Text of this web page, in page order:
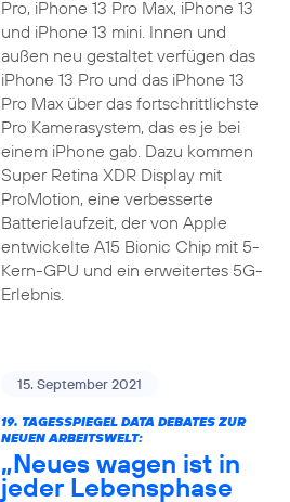
Pro, iPhone 13 Pro Max, iPhone 13
und iPhone 13 mini. Innen und
außen neu gestaltet verfügen das
iPhone 13 Pro und das iPhone 13
Pro Max über das fortschrittlichste
Pro Kamerasystem, das es je bei
einem iPhone gab. Dazu kommen
Super Retina XDR Display mit
ProMotion, eine verbesserte
Batterielaufzeit, der von Apple
entwickelte A15 Bionic Chip mit 5-
Kern-GPU und ein erweitertes 5G-
Erlebnis.
15. September 2021
19. TAGESSPIEGEL DATA DEBATES ZUR
NEUEN ARBEITSWELT:
„Neues wagen ist in
jeder Lebensphase